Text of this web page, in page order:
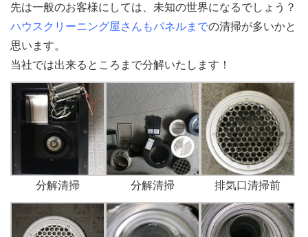
先は一般のお客様にしては、未知の世界になるでしょう？
ハウスクリーニング屋さんもパネルまでの清掃が多いかと
思います。
当社では出来るところまで分解いたします！
分解清掃 分解清掃 排気口清掃前